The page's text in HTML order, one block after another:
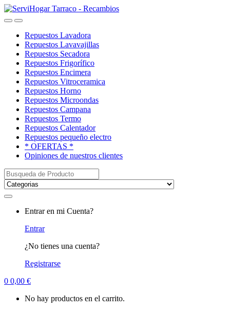
Saltar
a
saltar
al
OpenClose
Repuestos Lavadora
Repuestos Lavavajillas
Repuestos Secadora
Repuestos Frigorífico
Repuestos Encimera
Repuestos Vitroceramica
Repuestos Horno
Repuestos Microondas
Repuestos Campana
Repuestos Termo
Repuestos Calentador
Repuestos pequeño electro
* OFERTAS *
Opiniones de nuestros clientes
Buscar:
Entrar en mi Cuenta?
Entrar
¿No tienes una cuenta?
Registrarse
0 0,00 €
No hay productos en el carrito.